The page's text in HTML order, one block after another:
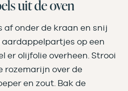
uit de oven
af onder de kraan en snij
aardappelpartjes op een
er olijfolie overheen. Strooi
rozemarijn over de
en zout. Bak de